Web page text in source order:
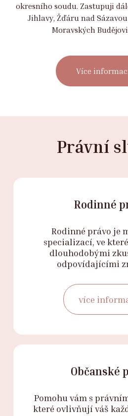
okresního soudu. Zastupuji
Jihlavy, Žďáru nad
Moravských
Více
Právní
Rodinné
Rodinné právo je
specializací, ve
dlouhodobými
odpovídajícími
více
Občanské
Pomohu vám s
které ovlivňují váš